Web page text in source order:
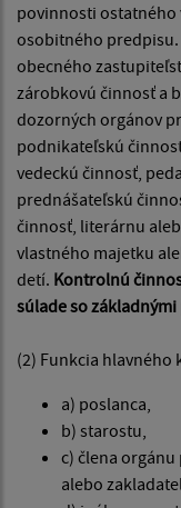
povinnosti ostatného
osobitného
obecného
zárobkovú činnosť a
dozorných orgánov
podnikateľskú
vedeckú činnosť,
prednášateľskú
činnosť, literárnu
vlastného majetku
detí. Kontrolnú
súlade so
(2) Funkcia hlavného
a) poslanca,
b) starostu,
c) člena
alebo